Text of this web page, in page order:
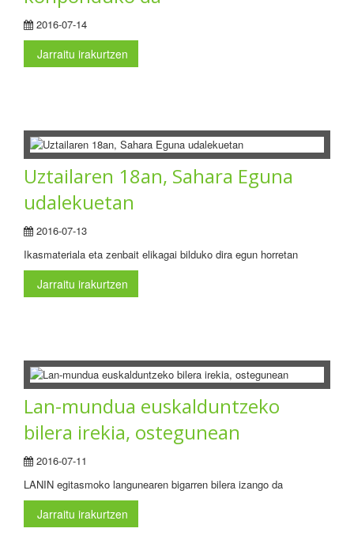
2016-07-14
Jarraitu irakurtzen
Uztailaren 18an, Sahara Eguna
udalekuetan
2016-07-13
Ikasmateriala eta zenbait elikagai bilduko dira egun horretan
Jarraitu irakurtzen
Lan-mundua euskalduntzeko
bilera irekia, ostegunean
2016-07-11
LANIN egitasmoko langunearen bigarren bilera izango da
Jarraitu irakurtzen